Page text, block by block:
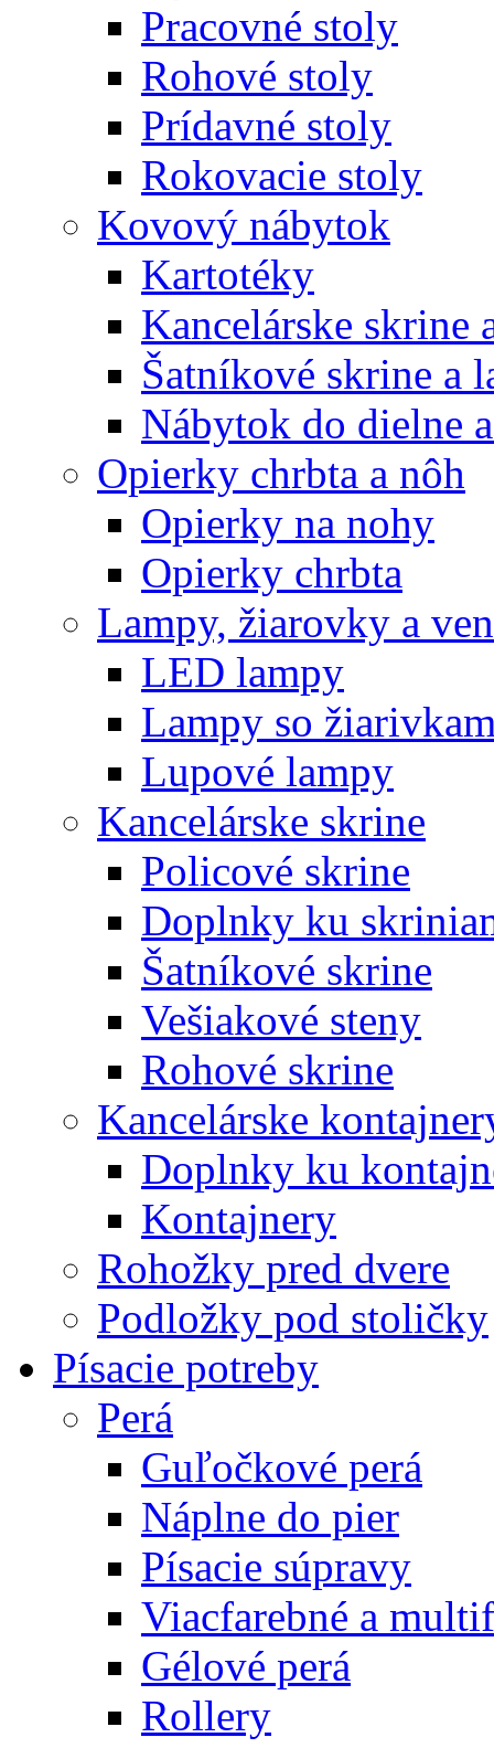
Pracovné stoly
Rohové stoly
Prídavné stoly
Rokovacie stoly
Kovový nábytok
Kartotéky
Kancelárske skrine
Šatníkové skrine a
Nábytok do dielne
Opierky chrbta a nôh
Opierky na nohy
Opierky chrbta
Lampy, žiarovky a
LED lampy
Lampy so
Lupové lampy
Kancelárske skrine
Policové skrine
Doplnky ku
Šatníkové skrine
Vešiakové steny
Rohové skrine
Kancelárske
Doplnky ku
Kontajnery
Rohožky pred dvere
Podložky pod stoličky
Písacie potreby
Perá
Guľočkové perá
Náplne do pier
Písacie súpravy
Viacfarebné a
Gélové perá
Rollery